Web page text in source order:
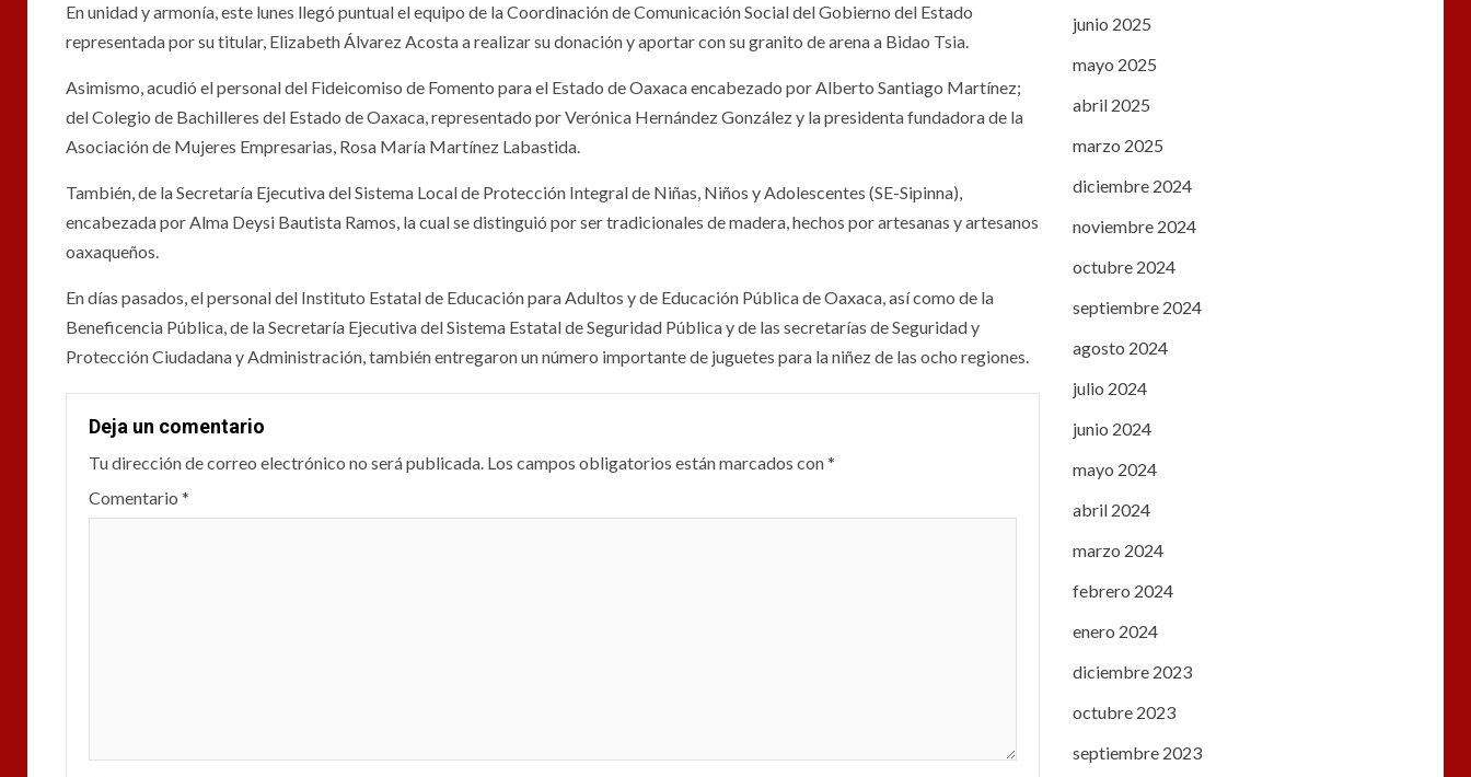
En unidad y armonía, este lunes llegó puntual el equipo de la Coordinación de Comunicación Social del Gobierno del Estado
representada por su titular, Elizabeth Álvarez Acosta a realizar su donación y aportar con su granito de arena a Bidao Tsia.
Asimismo, acudió el personal del Fideicomiso de Fomento para el Estado de Oaxaca encabezado por Alberto Santiago Martínez;
del Colegio de Bachilleres del Estado de Oaxaca, representado por Verónica Hernández González y la presidenta fundadora de la
Asociación de Mujeres Empresarias, Rosa María Martínez Labastida.
También, de la Secretaría Ejecutiva del Sistema Local de Protección Integral de Niñas, Niños y Adolescentes (SE-Sipinna),
encabezada por Alma Deysi Bautista Ramos, la cual se distinguió por ser tradicionales de madera, hechos por artesanas y artesanos
oaxaqueños.
En días pasados, el personal del Instituto Estatal de Educación para Adultos y de Educación Pública de Oaxaca, así como de la
Beneficencia Pública, de la Secretaría Ejecutiva del Sistema Estatal de Seguridad Pública y de las secretarías de Seguridad y
Protección Ciudadana y Administración, también entregaron un número importante de juguetes para la niñez de las ocho regiones.
Deja un comentario
Tu dirección de correo electrónico no será publicada. Los campos obligatorios están marcados con*
Comentario *
junio 2025
mayo 2025
abril 2025
marzo 2025
diciembre 2024
noviembre 2024
octubre 2024
septiembre 2024
agosto 2024
julio 2024
junio 2024
mayo 2024
abril 2024
marzo 2024
febrero 2024
enero 2024
diciembre 2023
octubre 2023
septiembre 2023